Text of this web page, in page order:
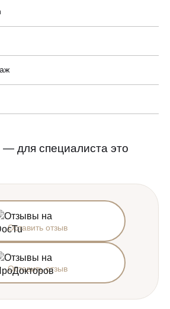
— для специалиста это
Оставить отзыв
Оставить отзыв